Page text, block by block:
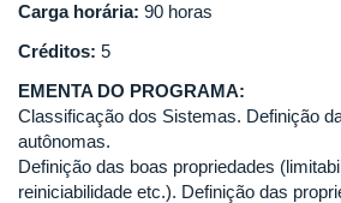
Carga horária: 90 horas
Créditos: 5
EMENTA DO PROGRAMA:
Classificação dos Sistemas. Definição
autônomas.
Definição das boas propriedades
reiniciabilidade etc.). Definição das